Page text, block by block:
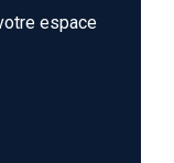
espace